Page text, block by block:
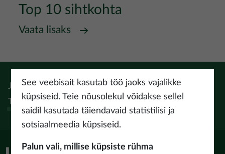
Top 10 sihtkohta
Vaata lisaks
Jälgi:InstagramFacebookPinterestYoutubeThreads
Tiktok
See veebisait kasutab töö jaoks vajalikke
küpsiseid. Teie nõusolekul võidakse sellel
saidil kasutada täiendavaid statistilisi ja
sotsiaalmeedia küpsiseid.
Palun vali, millise küpsiste rühma